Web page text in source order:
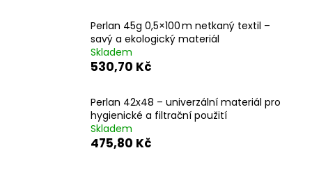
Perlan 45g 0,5×100 m netkaný textil –
savý a ekologický materiál
Skladem
530,70 Kč
Perlan 42x48 – univerzální materiál pro
hygienické a filtrační použití
Skladem
475,80 Kč